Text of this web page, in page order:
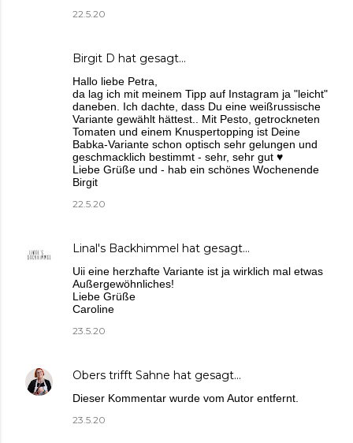
22.5.20
Birgit D hat gesagt…
Hallo liebe Petra,
da lag ich mit meinem Tipp auf Instagram ja "leicht"
daneben. Ich dachte, dass Du eine weißrussische
Variante gewählt hättest.. Mit Pesto, getrockneten
Tomaten und einem Knuspertopping ist Deine
Babka-Variante schon optisch sehr gelungen und
geschmacklich bestimmt - sehr, sehr gut ♥
Liebe Grüße und - hab ein schönes Wochenende
Birgit
22.5.20
Linal's Backhimmel hat gesagt…
Uii eine herzhafte Variante ist ja wirklich mal etwas
Außergewöhnliches!
Liebe Grüße
Caroline
23.5.20
Obers trifft Sahne hat gesagt…
Dieser Kommentar wurde vom Autor entfernt.
23.5.20